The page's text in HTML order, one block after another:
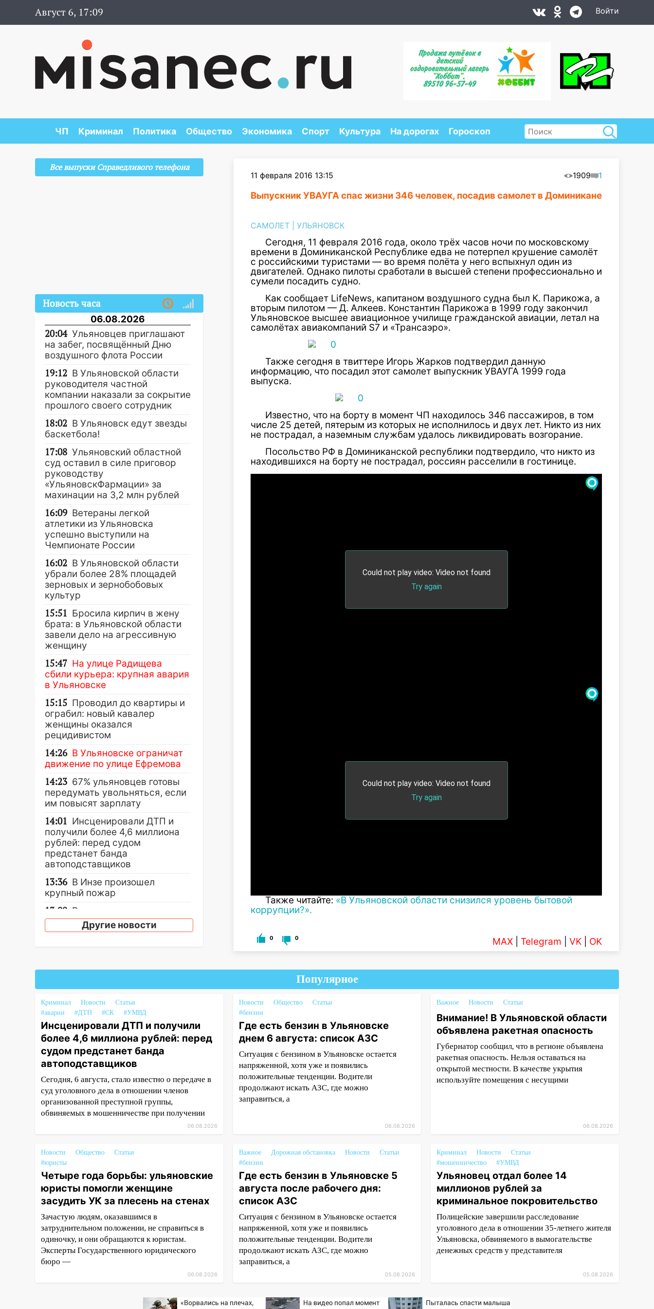
Август 6, 17:09 Войти
ЧП Криминал Политика Общество Экономика Спорт Культура На дорогах Гороскоп
11 февраля 2016 13:15 1909 1
Выпускник УВАУГА спас жизни 346 человек, посадив самолет в Доминикане
САМОЛЕТ УЛЬЯНОВСК
Сегодня, 11 февраля 2016 года, около трёх часов ночи по московскому
времени в Доминиканской Республике едва не потерпел крушение самолёт
с российскими туристами — во время полёта у него вспыхнул один из
двигателей. Однако пилоты сработали в высшей степени профессионально и
сумели посадить судно.
Как сообщает LifeNews, капитаном воздушного судна был К. Парикожа, а
вторым пилотом — Д. Алкеев. Константин Парикожа в 1999 году закончил
Ульяновское высшее авиационное училище гражданской авиации, летал на
самолётах авиакомпаний S7 и «Трансаэро».
Также сегодня в твиттере Игорь Жарков подтвердил данную
информацию, что посадил этот самолет выпускник УВАУГА 1999 года
выпуска.
Известно, что на борту в момент ЧП находилось 346 пассажиров, в том
числе 25 детей, пятерым из которых не исполнилось и двух лет. Никто из них
не пострадал, а наземным службам удалось ликвидировать возгорание.
Посольство РФ в Доминиканской республики подтвердило, что никто из
находившихся на борту не пострадал, россиян расселили в гостинице.
Также читайте: «В Ульяновской области снизился уровень бытовой
коррупции?».
0 0 MAX Telegram VK OK
Все выпуски Справедливого телефона
Новость часа
06.08.2026
20:04 Ульяновцев приглашают
на забег, посвящённый Дню
воздушного флота России
19:12 В Ульяновской области
руководителя частной
компании наказали за сокрытие
прошлого своего сотрудник
18:02 В Ульяновск едут звезды
баскетбола!
17:08 Ульяновский областной
суд оставил в силе приговор
руководству
«УльяновскФармации» за
махинации на 3,2 млн рублей
16:09 Ветераны легкой
атлетики из Ульяновска
успешно выступили на
Чемпионате России
16:02 В Ульяновской области
убрали более 28% площадей
зерновых и зернобобовых
культур
15:51 Бросила кирпич в жену
брата: в Ульяновской области
завели дело на агрессивную
женщину
15:47 На улице Радищева
сбили курьера: крупная авария
в Ульяновске
15:15 Проводил до квартиры и
ограбил: новый кавалер
женщины оказался
рецидивистом
14:26 В Ульяновске ограничат
движение по улице Ефремова
14:23 67% ульяновцев готовы
передумать увольняться, если
им повысят зарплату
14:01 Инсценировали ДТП и
получили более 4,6 миллиона
рублей: перед судом
предстанет банда
автоподставщиков
13:36 В Инзе произошел
крупный пожар
13:00 В суде защитили
репутацию мужчины, которого
необоснованно обвиняли в
12:28 Миллион на «льготниках»:
схему с чужими проездными
12:10 Ульяновский алиментщик
накопил 120 тысяч долга
11:49
Снят режим «Ракетная
опасность» на территории
Ульяновской области
11:30 Кабмин РФ разрешил до 1
июля 2027 года импорт, выпуск
и обращение бензина Евро 2,
автомобиль врезался в забор
10:27
Где есть бензин в
Ульяновске днем 6 августа:
список АЗС
10:16
Внимание! В Ульяновской
области объявлена ракетная
опасность
10:00 В Старомайнском районе
утонул 51-летний мужчина
Ульяновские спасатели
Другие новости
Популярное
Криминал Новости
Статьи
#аварии
#ДТП #СК #УМВД
Инсценировали ДТП и получили
более 4,6 миллиона рублей: перед
судом предстанет банда
автоподставщиков
Сегодня, 6 августа, стало известно о передаче в
суд уголовного дела в отношении членов
организованной преступной группы,
обвиняемых в мошенничестве при получении
06.08.2026
Новости Общество
Статьи
#бензин
Где есть бензин в Ульяновске
днем 6 августа: список АЗС
Ситуация с бензином в Ульяновске остается
напряженной, хотя уже и появились
положительные тенденции. Водители
продолжают искать АЗС, где можно
заправиться, а
06.08.2026
Важное Новости Статьи
Внимание! В Ульяновской области
объявлена ракетная опасность
Губернатор сообщил, что в регионе объявлена
ракетная опасность. Нельзя оставаться на
открытой местности. В качестве укрытия
используйте помещения с несущими
06.08.2026
Новости Общество
Статьи
#юристы
Четыре года борьбы: ульяновские
юристы помогли женщине
засудить УК за плесень на стенах
Зачастую людям, оказавшимся в
затруднительном положении, не справиться в
одиночку, и они обращаются к юристам.
Эксперты Государственного юридического
бюро —
06.08.2026
Важное Дорожная обстановка Новости
Статьи
#бензин
Где есть бензин в Ульяновске 5
августа после рабочего дня:
список АЗС
Ситуация с бензином в Ульяновске остается
напряженной, хотя уже и появились
положительные тенденции. Водители
продолжают искать АЗС, где можно
заправиться, а
05.08.2026
Криминал Новости
Статьи
#мошенничество
#УМВД
Ульяновец отдал более 14
миллионов рублей за
криминальное покровительство
Полицейские завершили расследование
уголовного дела в отношении 35-летнего жителя
Ульяновска, обвиняемого в вымогательстве
денежных средств у представителя
05.08.2026
«Ворвались на плечах,
На видео попал момент
Пыталась спасти малыша